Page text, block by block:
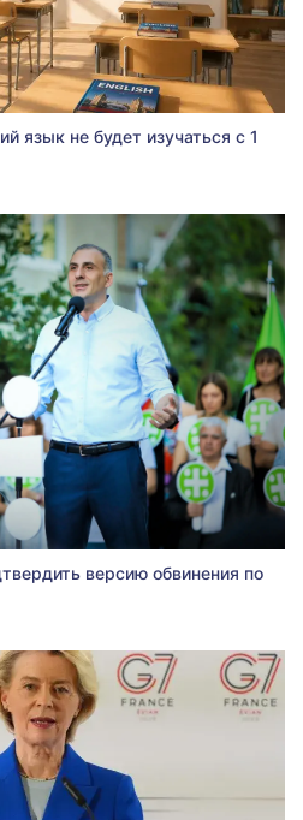
язык не будет изучаться с 1
версию обвинения по